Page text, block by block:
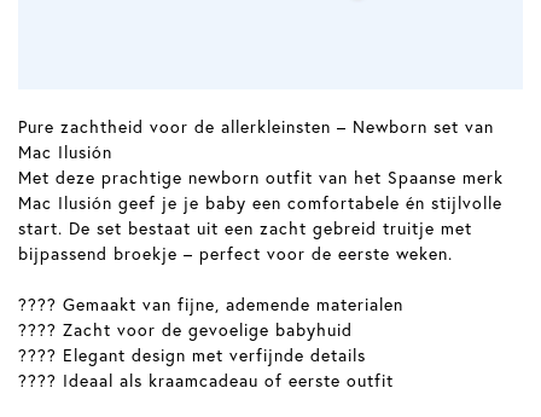
Pure zachtheid voor de allerkleinsten – Newborn set van
Mac Ilusión
Met deze prachtige newborn outfit van het Spaanse merk
Mac Ilusión geef je je baby een comfortabele én stijlvolle
start. De set bestaat uit een zacht gebreid truitje met
bijpassend broekje – perfect voor de eerste weken.
???? Gemaakt van fijne, ademende materialen
???? Zacht voor de gevoelige babyhuid
???? Elegant design met verfijnde details
???? Ideaal als kraamcadeau of eerste outfit